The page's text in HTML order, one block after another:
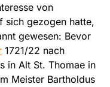
von
sich gezogen hatte,
gewesen: Bevor
1721/22 nach
in Alt St. Thomae in
Meister Bartholdus